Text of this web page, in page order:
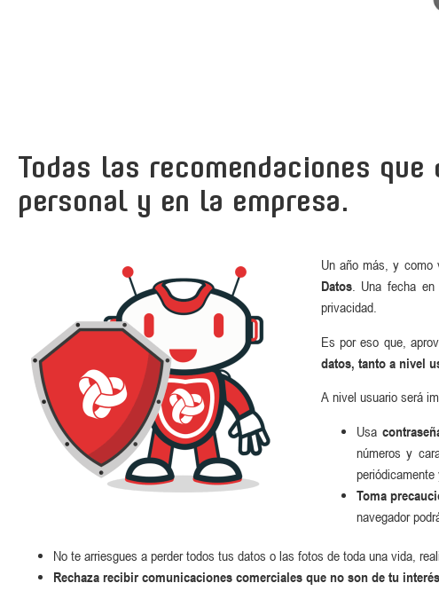
Todas las recomendaciones
personal y en la empresa.
Un año más, y como
Datos. Una fecha en
privacidad.
Es por eso que,
datos, tanto a nivel
A nivel usuario será
Usa
números y
Toma
navegador
No te arriesgues a perder todos tus datos o las fotos de toda una vida,
Rechaza recibir comunicaciones comerciales que no son de tu interés